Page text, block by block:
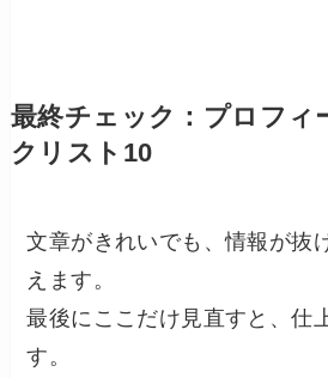
最終チェック：プロフィ
クリスト10
文章がきれいでも、情報が抜
えます。
最後にここだけ見直すと、仕
す。